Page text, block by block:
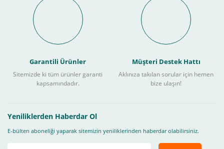
Garantili Ürünler
Sitemizde ki tüm ürünler garanti
kapsamındadır.
Müşteri Destek Hattı
Aklınıza takılan sorular için hemen
bize ulaşın!
Yeniliklerden Haberdar Ol
E-bülten aboneliği yaparak sitemizin yeniliklerinden haberdar olabilirsiniz.